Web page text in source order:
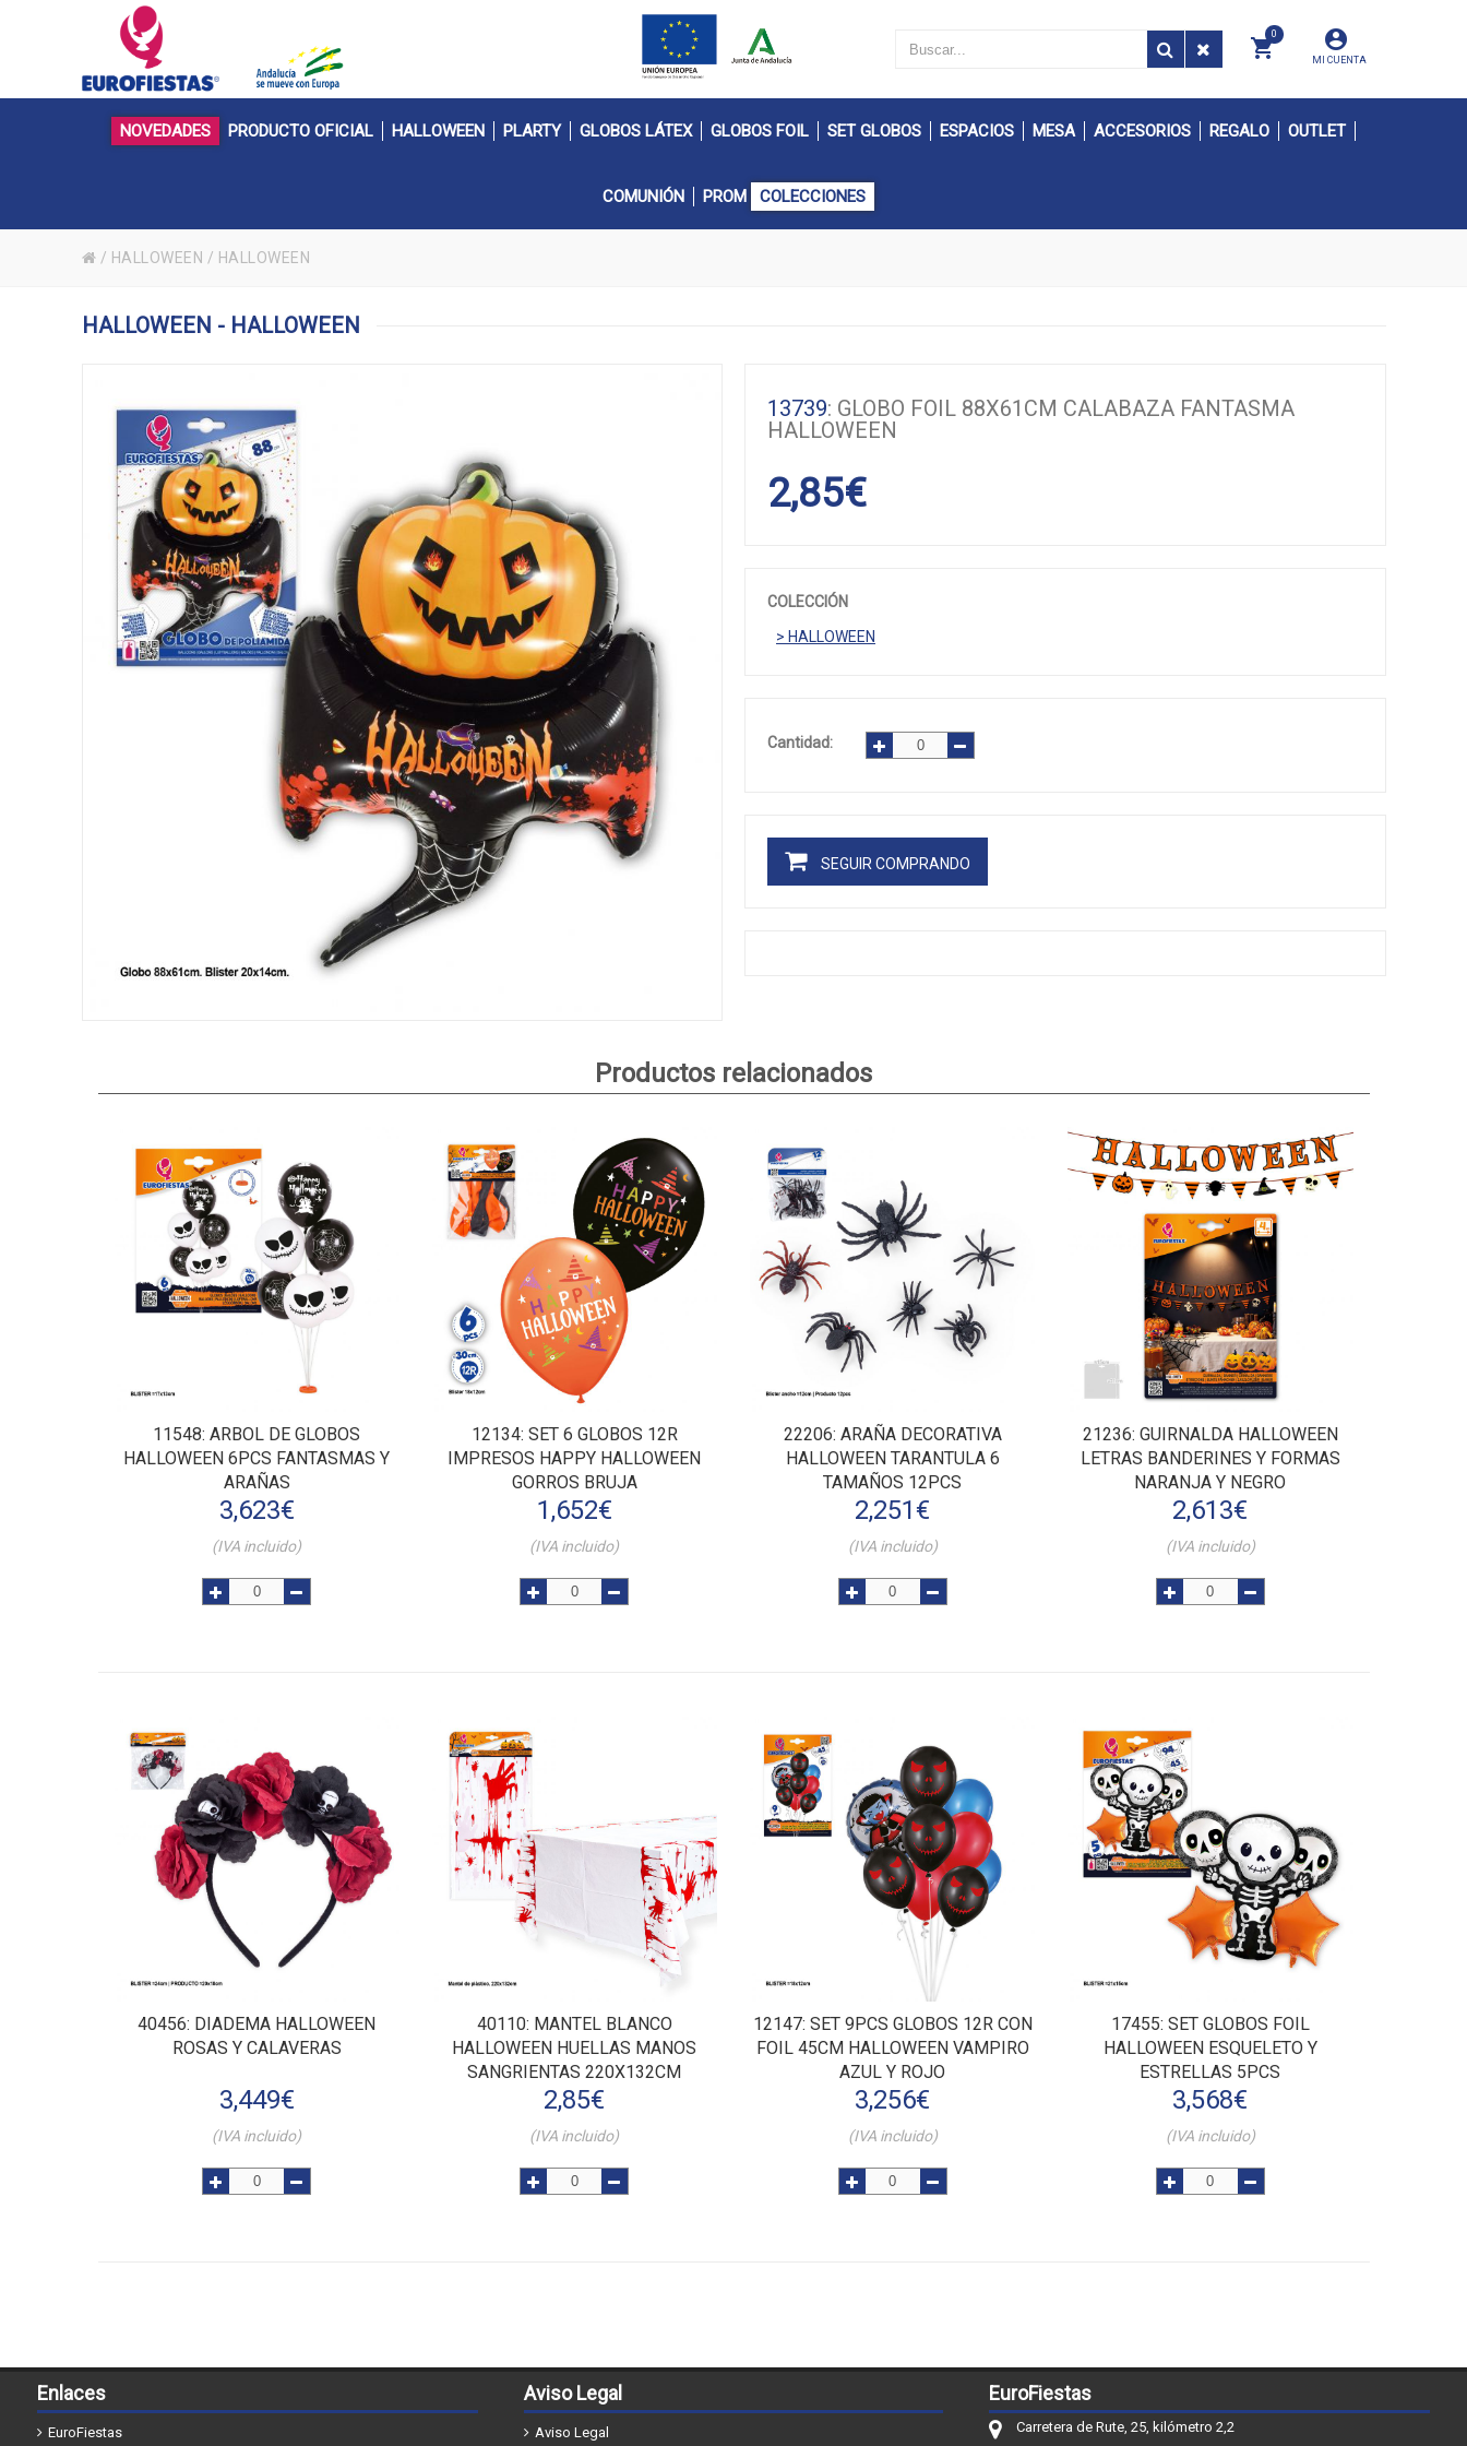
MI CUENTA
0
NOVEDADES PRODUCTO OFICIAL HALLOWEEN PLARTY GLOBOS LÁTEX GLOBOS FOIL SET GLOBOS ESPACIOS MESA ACCESORIOS REGALO OUTLET
COMUNIÓN PROM COLECCIONES
/ HALLOWEEN / HALLOWEEN
HALLOWEEN - HALLOWEEN
13739: GLOBO FOIL 88X61CM CALABAZA FANTASMA
HALLOWEEN
2,85€
COLECCIÓN
> HALLOWEEN
Cantidad:
SEGUIR COMPRANDO
Productos relacionados
11548: ARBOL DE GLOBOS
HALLOWEEN 6PCS FANTASMAS Y
ARAÑAS
3,623€
(IVA incluido)
12134: SET 6 GLOBOS 12R
IMPRESOS HAPPY HALLOWEEN
GORROS BRUJA
1,652€
(IVA incluido)
22206: ARAÑA DECORATIVA
HALLOWEEN TARANTULA 6
TAMAÑOS 12PCS
2,251€
(IVA incluido)
21236: GUIRNALDA HALLOWEEN
LETRAS BANDERINES Y FORMAS
NARANJA Y NEGRO
2,613€
(IVA incluido)
40456: DIADEMA HALLOWEEN
ROSAS Y CALAVERAS
3,449€
(IVA incluido)
40110: MANTEL BLANCO
HALLOWEEN HUELLAS MANOS
SANGRIENTAS 220X132CM
2,85€
(IVA incluido)
12147: SET 9PCS GLOBOS 12R CON
FOIL 45CM HALLOWEEN VAMPIRO
AZUL Y ROJO
3,256€
(IVA incluido)
17455: SET GLOBOS FOIL
HALLOWEEN ESQUELETO Y
ESTRELLAS 5PCS
3,568€
(IVA incluido)
Enlaces
EuroFiestas
Aviso Legal
Aviso Legal
EuroFiestas
Carretera de Rute, 25, kilómetro 2,2